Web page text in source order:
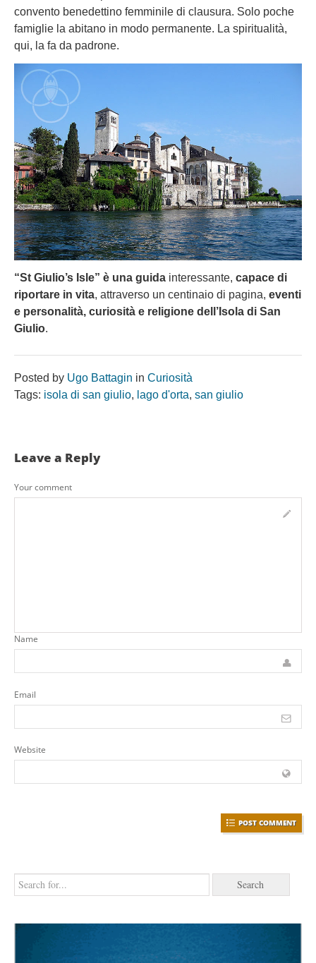
convento benedettino femminile di clausura. Solo poche
famiglie la abitano in modo permanente. La spiritualità,
qui, la fa da padrone.
“St Giulio’s Isle” è una guida interessante, capace di
riportare in vita, attraverso un centinaio di pagina, eventi
e personalità, curiosità e religione dell’Isola di San
Giulio.
Posted by Ugo Battagin in Curiosità
Tags: isola di san giulio, lago d'orta, san giulio
Leave a Reply
Your comment
Name
Email
Website